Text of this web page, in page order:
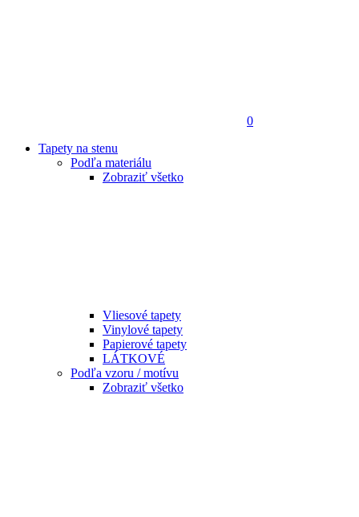
0
Tapety na stenu
Podľa materiálu
Zobraziť všetko
Vliesové tapety
Vinylové tapety
Papierové tapety
LÁTKOVÉ
Podľa vzoru / motívu
Zobraziť všetko